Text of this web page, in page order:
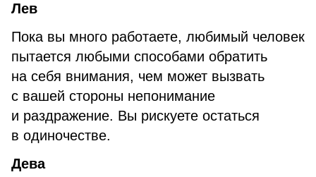
Лев
Пока вы много работаете, любимый человек
пытается любыми способами обратить
на себя внимания, чем может вызвать
с вашей стороны непонимание
и раздражение. Вы рискуете остаться
в одиночестве.
Дева